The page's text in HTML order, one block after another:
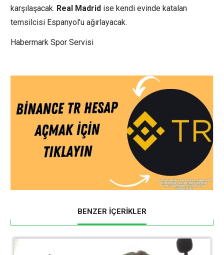
karşılaşacak. Real Madrid ise kendi evinde katalan
temsilcisi Espanyol'u ağırlayacak.
Habermark Spor Servisi
BENZER İÇERİKLER